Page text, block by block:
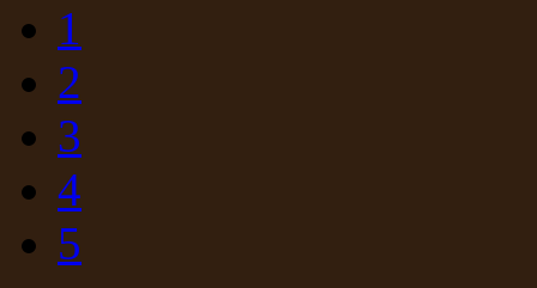
1
2
3
4
5